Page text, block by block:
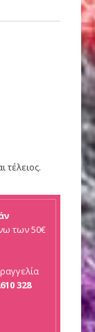
τέλειος.
των 50€
328